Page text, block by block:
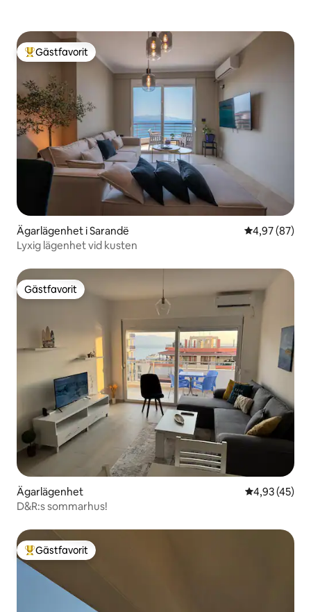
Populär gästfavorit
Gästfavorit
Ägarlägenhet i Sarandë 4,97 av 5 i
4,97 (87)
Lyxig lägenhet vid kusten
Gästfavorit
Gästfavorit
Ägarlägenhet 4,93 av 5 i
4,93 (45)
D&R:s sommarhus!
Populär gästfavorit
Gästfavorit